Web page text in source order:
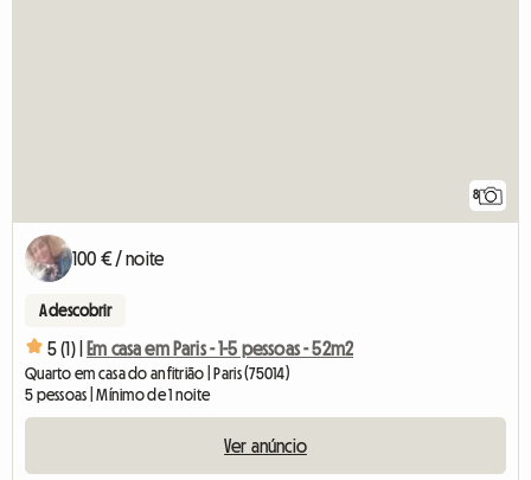
8
100 € / noite
A descobrir
5 (1) | Em casa em Paris - 1-5 pessoas - 52m2
Quarto em casa do anfitrião | Paris (75014)
5 pessoas | Mínimo de 1 noite
Ver anúncio